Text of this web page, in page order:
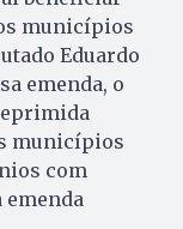
municípios
Eduardo
emenda, o
municípios
com